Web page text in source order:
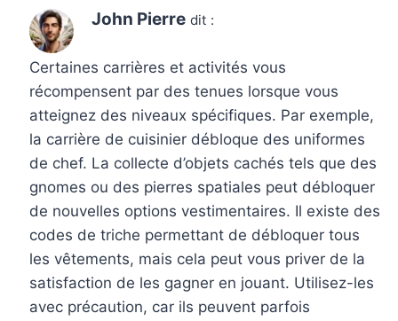
John Pierre dit :
Certaines carrières et activités vous
récompensent par des tenues lorsque vous
atteignez des niveaux spécifiques. Par exemple,
la carrière de cuisinier débloque des uniformes
de chef. La collecte d’objets cachés tels que des
gnomes ou des pierres spatiales peut débloquer
de nouvelles options vestimentaires. Il existe des
codes de triche permettant de débloquer tous
les vêtements, mais cela peut vous priver de la
satisfaction de les gagner en jouant. Utilisez-les
avec précaution, car ils peuvent parfois